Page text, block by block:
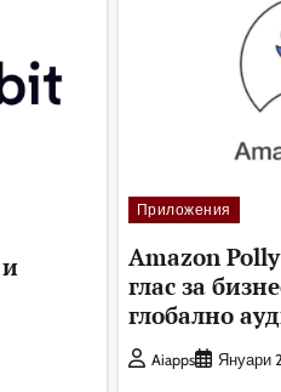
Приложения
Amazon
глас за
глобално
Aiapps Януари